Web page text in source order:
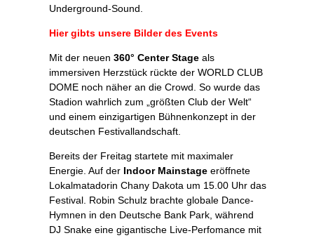
Underground-Sound.
Hier gibts unsere Bilder des Events
Mit der neuen360° Center Stage als
immersiven Herzstück rückte der WORLD CLUB
DOME noch näher an die Crowd. So wurde das
Stadion wahrlich zum „größten Club der Welt“
und einem einzigartigen Bühnenkonzept in der
deutschen Festivallandschaft.
Bereits der Freitag startete mit maximaler
Energie. Auf der Indoor Mainstage eröffnete
Lokalmatadorin Chany Dakota um 15.00 Uhr das
Festival. Robin Schulz brachte globale Dance-
Hymnen in den Deutsche Bank Park, während
DJ Snake eine gigantische Live-Perfomance mit